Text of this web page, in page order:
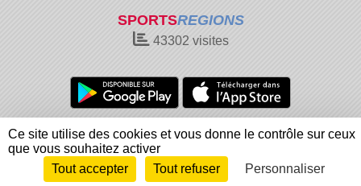
SPORTSREGIONS
43302 visites
Charte cookies
Gestion des cookies
Informations légales
Signaler un contenu inapproprié
Envie de participer ?
Connexion
Ce site utilise des cookies et vous donne le contrôle sur ceux
que vous souhaitez activer
Tout accepter
Tout refuser Personnaliser